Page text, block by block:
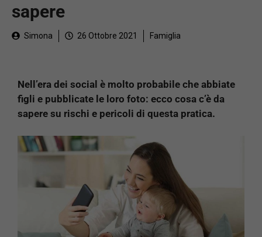
sapere
Simona 26 Ottobre 2021 Famiglia
Nell’era dei social è molto probabile che abbiate
figli e pubblicate le loro foto: ecco cosa c’è da
sapere su rischi e pericoli di questa pratica.